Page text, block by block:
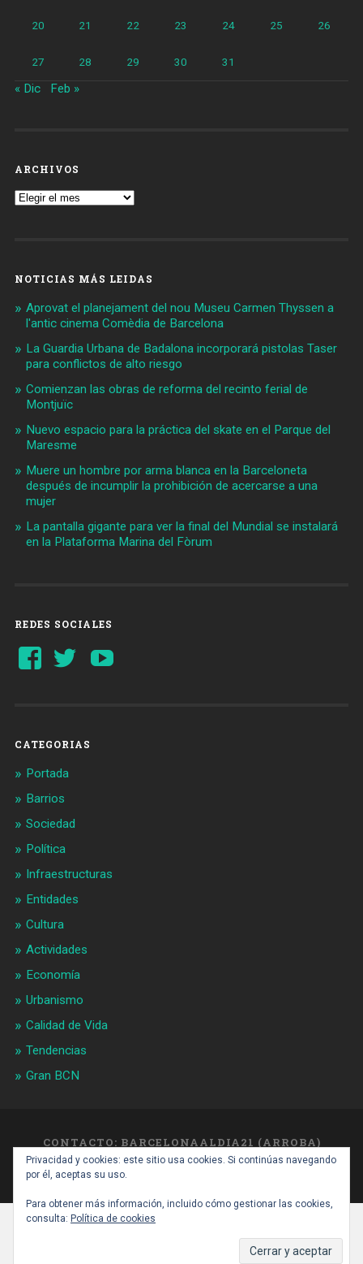
20 21 22 23 24 25 26
27 28 29 30 31
« Dic Feb »
ARCHIVOS
Archivos
NOTICIAS MÁS LEIDAS
Aprovat el planejament del nou Museu Carmen Thyssen a
l'antic cinema Comèdia de Barcelona
La Guardia Urbana de Badalona incorporará pistolas Taser
para conflictos de alto riesgo
Comienzan las obras de reforma del recinto ferial de
Montjuïc
Nuevo espacio para la práctica del skate en el Parque del
Maresme
Muere un hombre por arma blanca en la Barceloneta
después de incumplir la prohibición de acercarse a una
mujer
La pantalla gigante para ver la final del Mundial se instalará
en la Plataforma Marina del Fòrum
REDES SOCIALES
Ver
perfil
Ver
perfil
CATEGORIAS
Portada
Barrios
Sociedad
Política
Infraestructuras
Entidades
Cultura
Actividades
Economía
Urbanismo
Calidad de Vida
Tendencias
Gran BCN
CONTACTO: BARCELONAALDIA21 (ARROBA)
GMAIL.COM
Privacidad y cookies: este sitio usa cookies. Si continúas navegando
por él, aceptas su uso.
Para obtener más información, incluido cómo gestionar las cookies,
consulta: Política de cookies